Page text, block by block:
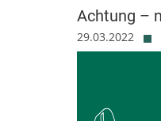
Achtung –
29.03.2022